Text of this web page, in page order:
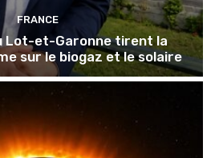
FRANCE
Lot-et-Garonne tirent la
sur le biogaz et le solaire